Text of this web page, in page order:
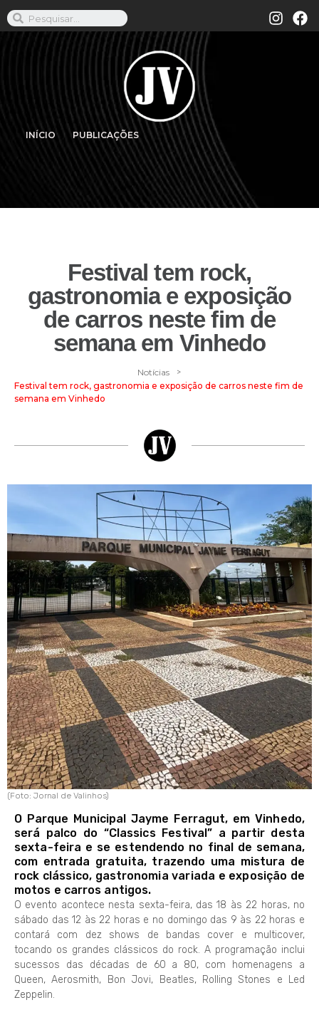
INÍCIO PUBLICAÇÕES
Festival tem rock,
gastronomia e exposição
de carros neste fim de
semana em Vinhedo
Notícias >
Festival tem rock, gastronomia e exposição de carros neste fim de
semana em Vinhedo
(Foto: Jornal de Valinhos)
O Parque Municipal Jayme Ferragut, em Vinhedo,
será palco do “Classics Festival” a partir desta
sexta-feira e se estendendo no final de semana,
com entrada gratuita, trazendo uma mistura de
rock clássico, gastronomia variada e exposição de
motos e carros antigos.
O evento acontece nesta sexta-feira, das 18 às 22 horas, no
sábado das 12 às 22 horas e no domingo das 9 às 22 horas e
contará com dez shows de bandas cover e multicover,
tocando os grandes clássicos do rock. A programação inclui
sucessos das décadas de 60 a 80, com homenagens a
Queen, Aerosmith, Bon Jovi, Beatles, Rolling Stones e Led
Zeppelin.